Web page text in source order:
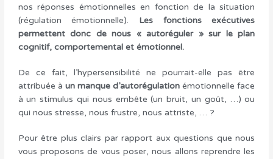
nos réponses émotionnelles en fonction de la situation
(régulation émotionnelle). Les fonctions exécutives
permettent donc de nous « autoréguler » sur le plan
cognitif, comportemental et émotionnel.
De ce fait, l’hypersensibilité ne pourrait-elle pas être
attribuée à un manque d’autorégulation émotionnelle face
à un stimulus qui nous embête (un bruit, un goût, …) ou
qui nous stresse, nous frustre, nous attriste, … ?
Pour être plus clairs par rapport aux questions que nous
vous proposons de vous poser, nous allons reprendre les